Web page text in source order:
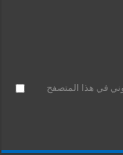
في هذا المتصفح